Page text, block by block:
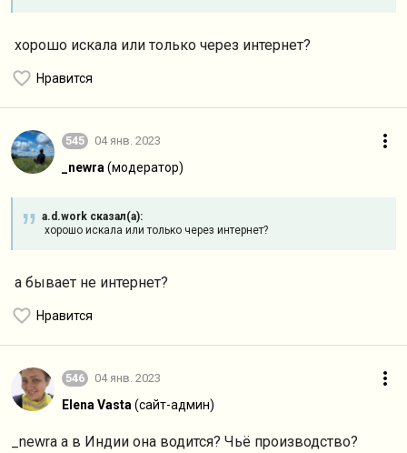
хорошо искала или только через интернет?
Нравится
545 04 янв. 2023
_newra (модератор)
a.d.work сказал(а):
хорошо искала или только через интернет?
а бывает не интернет?
Нравится
546 04 янв. 2023
Elena Vasta (сайт-админ)
_newra а в Индии она водится? Чьё производство?